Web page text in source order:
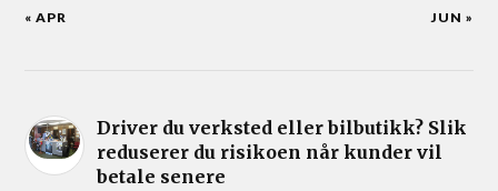
« APR JUN »
Driver du verksted eller bilbutikk? Slik
reduserer du risikoen når kunder vil
betale senere